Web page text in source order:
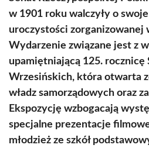
w 1901 roku walczyły o
uroczystości zorganizowanej
Wydarzenie związane jest z
upamiętniającą 125. rocznicę
Wrzesińskich, która otwarta
władz samorządowych oraz
Ekspozycję wzbogacają
specjalne prezentacje
młodzież ze szkół